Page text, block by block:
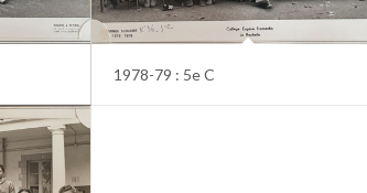
1978-79 : 5e C